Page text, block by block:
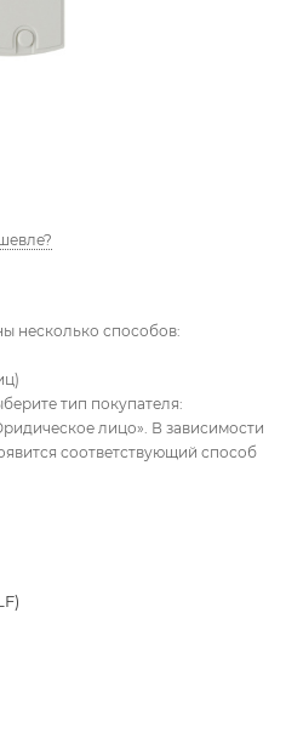
несколько способов:
тип покупателя:
лицо». В зависимости
соответствующий способ